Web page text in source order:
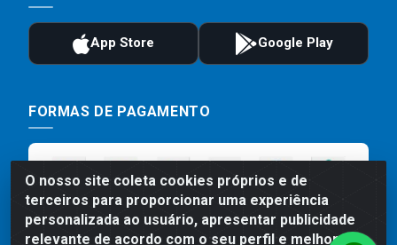
O nosso site coleta cookies próprios e de
terceiros para proporcionar uma experiência
personalizada ao usuário, apresentar publicidade
relevante de acordo com o seu perfil e melhorar a
FORMAS DE PAGAMENTO